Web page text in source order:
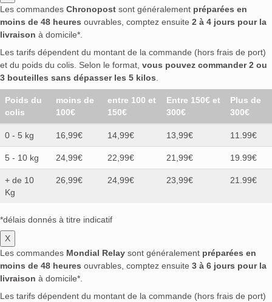
Les commandes Chronopost sont généralement préparées en
moins de 48 heures ouvrables, comptez ensuite 2 à 4 jours pour la
livraison à domicile*.
Les tarifs dépendent du montant de la commande (hors frais de port)
et du poids du colis. Selon le format, vous pouvez commander 2 ou
3 bouteilles sans dépasser les 5 kilos.
Poids du
colis
moins de
100€
entre 100 et
150€
Entre 150€ et
300€
Plus de
300€
0 - 5 kg 16,99€ 14,99€ 13,99€ 11.99€
5 - 10 kg 24,99€ 22,99€ 21,99€ 19.99€
+ de 10
Kg
26,99€ 24,99€ 23,99€ 21.99€
*délais donnés à titre indicatif
X
Les commandes Mondial Relay sont généralement préparées en
moins de 48 heures ouvrables, comptez ensuite 3 à 6 jours pour la
livraison à domicile*.
Les tarifs dépendent du montant de la commande (hors frais de port)